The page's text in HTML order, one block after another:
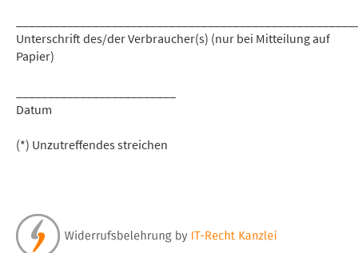
Unterschrift des/der Verbraucher(s) (nur bei Mitteilung auf
Papier)
Datum
(*) Unzutreffendes streichen